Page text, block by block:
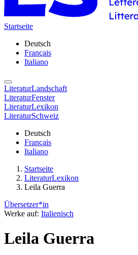
Startseite
Deutsch
Français
Italiano
LiteraturLandschaft
LiteraturFenster
LiteraturLexikon
LiteraturSchweiz
Deutsch
Français
Italiano
Startseite
LiteraturLexikon
Leila Guerra
Übersetzer*in
Werke auf: Italienisch
Leila Guerra